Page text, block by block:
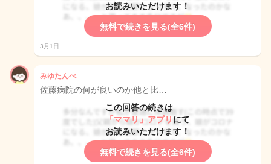
お読みいただけます！
無料で続きを見る(全6件)
3月1日
みゆたんぺ
佐藤病院の何が良いのか他と比…
この回答の続きは
「ママリ」アプリ にて
お読みいただけます！
無料で続きを見る(全6件)